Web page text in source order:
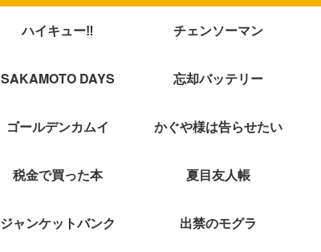
ハイキュー‼ チェンソーマン
SAKAMOTO DAYS 忘却バッテリー
ゴールデンカムイ かぐや様は告らせたい
税金で買った本 夏目友人帳
ジャンケットバンク 出禁のモグラ